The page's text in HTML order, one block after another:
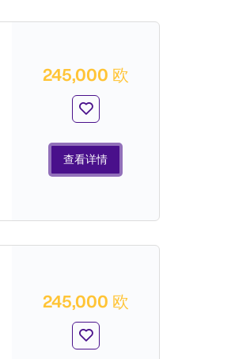
245,000 欧
查看详情
245,000 欧